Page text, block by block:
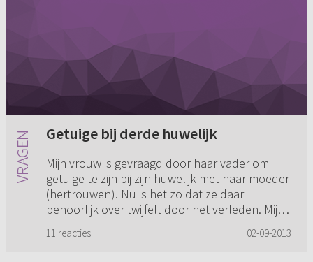
Getuige bij derde huwelijk
Mijn vrouw is gevraagd door haar vader om
getuige te zijn bij zijn huwelijk met haar moeder
(hertrouwen). Nu is het zo dat ze daar
behoorlijk over twijfelt door het verleden. Mijn
11 reacties 02-09-2013